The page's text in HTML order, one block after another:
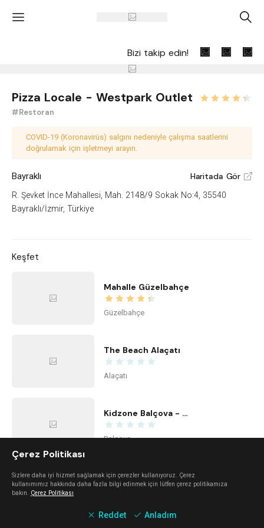
' A
Bizi takip edin!
Pizza Locale - Westpark Outlet
#Restoran
COVID-19 (Koronavirüs) salgını nedeniyle çalışma saatlerini
doğrulamak için işletmeyi arayın.
Bayraklı Haritada Gör V
R. Şevket İnce Mahallesi, Mah. 2148/9 Sokak No:4, 35540
Bayraklı/İzmir, Türkiye
Keşfet
Mahalle Güzelbahçe
Güzelbahçe
The Beach Alaçatı
Alaçatı
Kidzone Balçova - Çocuk Gelişim ve Aktivite Merkezi
Balçova
Center Office
Çerez Politikası
Sizlere daha iyi hizmet sağlamak için çerezler kullanıyoruz. Çerez
kullanımımız hakkında daha fazla bilgi edinmek için lütfen çerez politikamıza
bakın. Çerez Politikası
Reddet Anladım